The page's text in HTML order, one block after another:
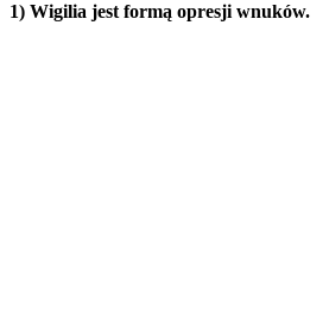
1) Wigilia jest formą opresji wnuków.